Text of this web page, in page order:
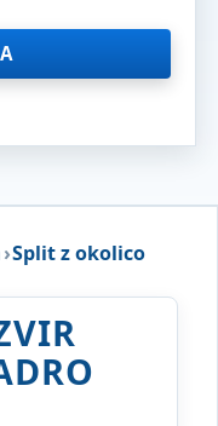
›Split z okolico